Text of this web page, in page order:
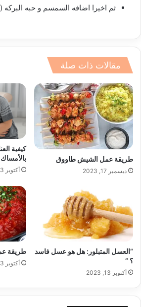
ثم اخيرا اضافه السمسم و حبه البركه
مقالات ذات صلة
طريقة عمل الشيش طاووق
ديسمبر 17, 2023
كيفية
بالأمساك
أكتوبر 13, 2023
“العسل المتبلور: هل هو عسل فاسد
؟ “
أكتوبر 13, 2023
طريقة
أكتوبر 13, 2023